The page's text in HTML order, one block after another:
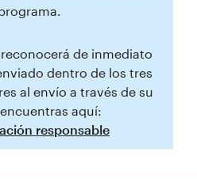
de inmediato
dentro de los tres
al envío a través de su
aquí:
responsable